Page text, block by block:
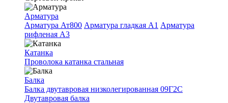
Арматура
Арматура Ат800 Арматура гладкая A1 Арматура
рифленая A3
Катанка
Проволока катанка стальная
Балка
Балка двутавровая низколегированная 09Г2С
Двутавровая балка